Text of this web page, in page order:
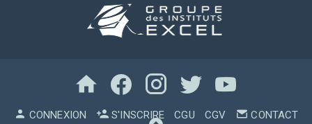
CONNEXION S'INSCRIRE CGU CGV CONTACT